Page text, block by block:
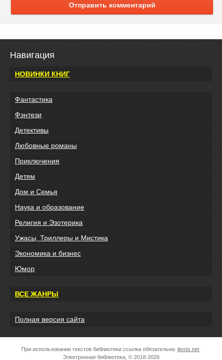
Отправить комментарий
Навигация
НОВИНКИ КНИГ
Фантастика
Фэнтези
Детективы
Любовные романы
Приключения
Детям
Дом и Семья
Наука и образование
Религия и Эзотерика
Ужасы, Триллеры и Мистика
Экономика и бизнес
Юмор
ВСЕ ЖАНРЫ
Полная версия сайта
При использовании текстов библиотеки ссылка обязательна: itexts.net
Электронная библиотека, © 2018-2026